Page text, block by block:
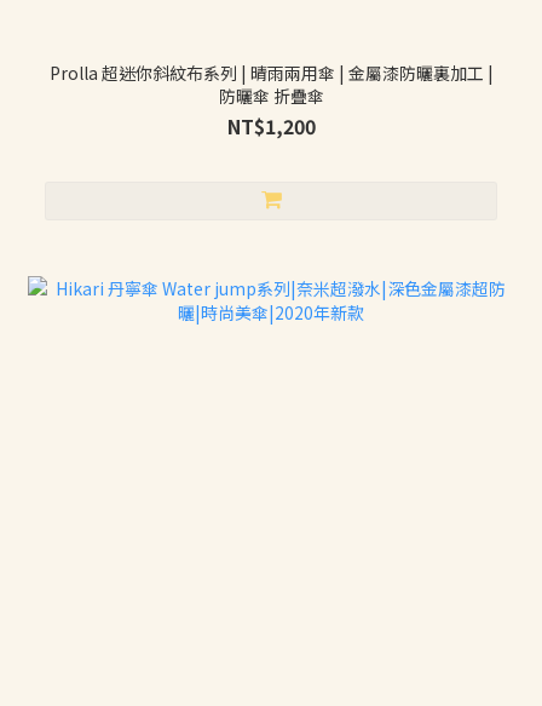
Prolla 超迷你斜紋布系列 | 晴雨兩用傘 | 金屬漆防曬裏加工 |
防曬傘 折疊傘
NT$1,200